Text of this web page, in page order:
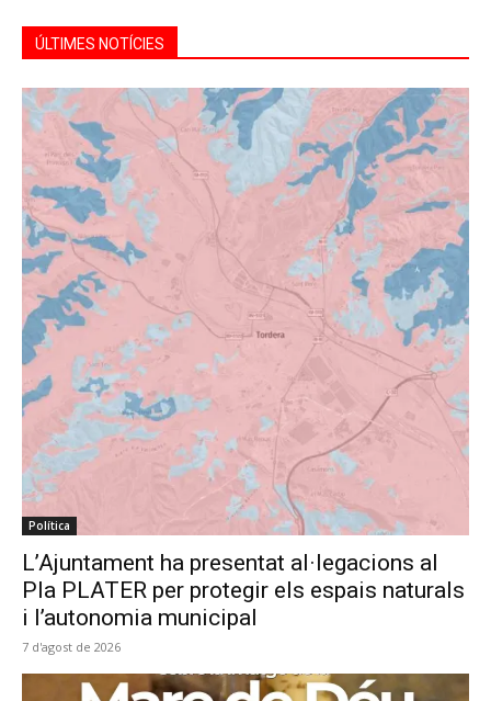
ÚLTIMES NOTÍCIES
Política
L’Ajuntament ha presentat al·legacions al
Pla PLATER per protegir els espais naturals
i l’autonomia municipal
7 d'agost de 2026